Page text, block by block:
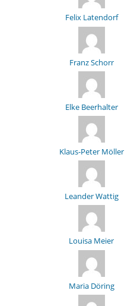
Felix Latendorf
Franz Schorr
Elke Beerhalter
Klaus-Peter Möller
Leander Wattig
Louisa Meier
Maria Döring